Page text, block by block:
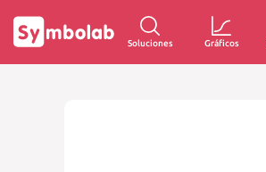
Soluciones Gráficos